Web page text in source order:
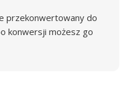
przekonwertowany do
konwersji możesz go